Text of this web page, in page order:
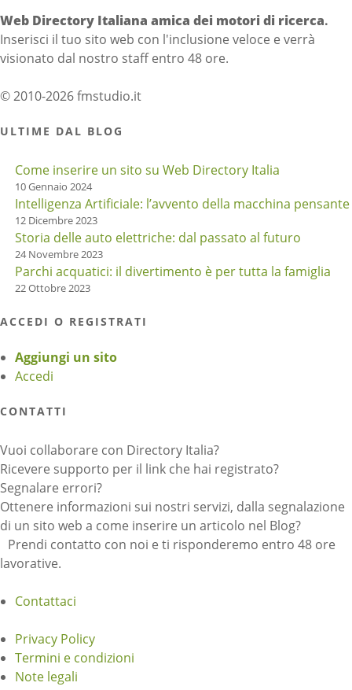
Web Directory Italiana amica dei motori di ricerca.
Inserisci il tuo sito web con l'inclusione veloce e verrà
visionato dal nostro staff entro 48 ore.
© 2010-2026 fmstudio.it
ULTIME DAL BLOG
Come inserire un sito su Web Directory Italia
10 Gennaio 2024
Intelligenza Artificiale: l’avvento della macchina pensante
12 Dicembre 2023
Storia delle auto elettriche: dal passato al futuro
24 Novembre 2023
Parchi acquatici: il divertimento è per tutta la famiglia
22 Ottobre 2023
ACCEDI O REGISTRATI
Aggiungi un sito
Accedi
CONTATTI
Vuoi collaborare con Directory Italia?
Ricevere supporto per il link che hai registrato?
Segnalare errori?
Ottenere informazioni sui nostri servizi, dalla segnalazione
di un sito web a come inserire un articolo nel Blog?
Prendi contatto con noi e ti risponderemo entro 48 ore
lavorative.
Contattaci
Privacy Policy
Termini e condizioni
Note legali